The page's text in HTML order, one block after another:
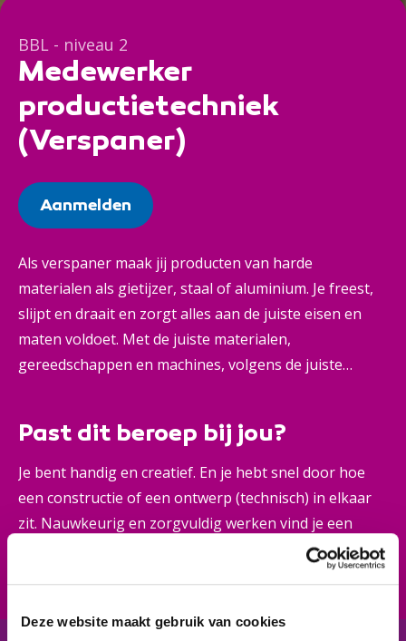
Deze website maakt gebruik van cookies
BBL - niveau 2
Medewerker
productietechniek
(Verspaner)
Aanmelden
Als verspaner maak jij producten van harde
materialen als gietijzer, staal of aluminium. Je freest,
slijpt en draait en zorgt alles aan de juiste eisen en
maten voldoet. Met de juiste materialen,
gereedschappen en machines, volgens de juiste
of -vrouw in de productietechniek. Je weet precies
welke kwaliteit je moet leveren. En: je houdt de kosten
goed in de gaten.
Past dit beroep bij jou?
Je bent handig en creatief. En je hebt snel door hoe
een constructie of een ontwerp (technisch) in elkaar
zit. Nauwkeurig en zorgvuldig werken vind je een